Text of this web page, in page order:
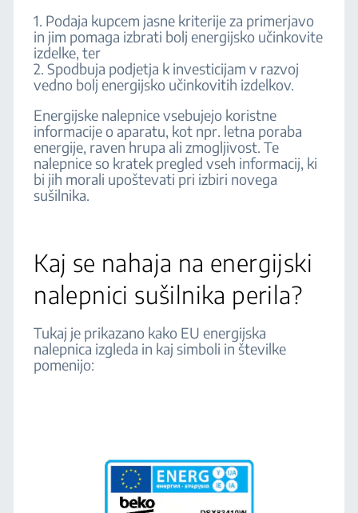
1. Podaja kupcem jasne kriterije za primerjavo
in jim pomaga izbrati bolj energijsko učinkovite
izdelke, ter
2. Spodbuja podjetja k investicijam v razvoj
vedno bolj energijsko učinkovitih izdelkov.
Energijske nalepnice vsebujejo koristne
informacije o aparatu, kot npr. letna poraba
energije, raven hrupa ali zmogljivost. Te
nalepnice so kratek pregled vseh informacij, ki
bi jih morali upoštevati pri izbiri novega
sušilnika.
Kaj se nahaja na energijski
nalepnici sušilnika perila?
Tukaj je prikazano kako EU energijska
nalepnica izgleda in kaj simboli in številke
pomenijo: